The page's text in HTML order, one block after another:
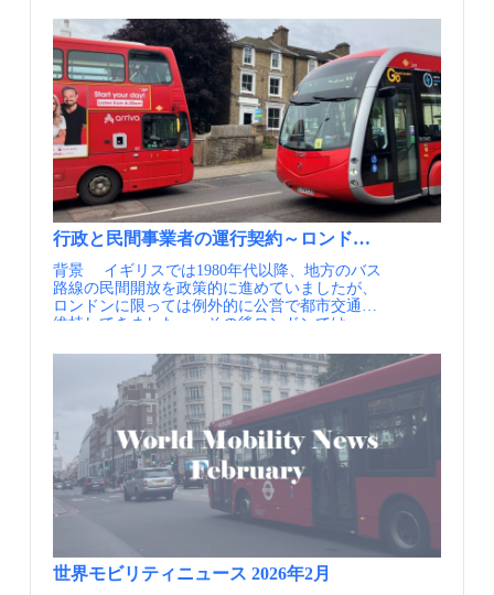
ロンドンのLTNは交通安全だけでなく、交通事
故負傷者自体の減少や大気質の改善といった目
的も期待されています。さらに、犯罪や騒音の
減少といった多面的な効果があることを実証し
ています。その結果、近隣地区の価値向上、住
民の地域に対する意識向上が図られ、自分達が
生活している地域への愛着や誇りが高まってい
くことを期待するものです。 具体的な施策とし
ては、日本でも見られるエリア内の速度抑制、
あるいはハンプや狭さくといった物理デバイス
の設置だけでなく、エリアに進入する入口自体
を狭くする工夫なども行われています。また、
自動車への対策だけでなく、街路の段差をなく
し、自転車や歩行者を通行しやすくすることを
優先するなど、多様な施策が行われている点も
ポイントです。 さらに、市内各地の詳細な効果
を定量的に調査し、メタ分析を通して数多くの
知見を市民に共有している点も、LTNが継続
点です。 【資料・参考情報】 ①Impacts of 2020
Low Traffic Neighbourhoods in London on Road
Traffic Injuries（Transport Findings, 2021.7.23)
②Changes in motor traffic in London’s Low Traffic
Neighbourhoods and boundary roads （Case Studies
on Transport Policy, 2024） ③Evaluation of low
traffic neighbourhood (LTN) impacts on NO2 and
traffic （Transportation Research Part D: Transport
and Environment, 2022） ④The Impact of 2020
Low Traffic Neighbourhoods on Levels of Car/Van
Driving among Residents: Findings from Lambeth,
⑤The Impact of Introducing a Low Traffic
行空間ではイベントも開催され、出会いの空間
が広がっている（出典①） それ以外のバスタ
ーミナルについても、シンボリックな外観と、
外の光を多く取り入れるガラス張りの構造で統
一された建物へとリニューアルされています。
こうした街では民間主導での中心市街地再編が
進まないことから、行政主導による再編が計画
されています。 また、郊外バスターミナルと
マンチェスター中心部、あるいは郊外バスター
ミナル同士を結ぶバスネットワークについて、
Bee Networkへの統合以降、路線再編によりサー
ビスレベルが向上しています。現在では、41の
路線が日中でも12分以下の高頻度で運行されて
おり、市域全体で利便性の高い公共交通ネット
ワークが形成されています。バスターミナルに
は、高頻度で運行する路線を一覧にしたマップ
も掲示されており、郊外都市間にも利便性の高
い公共交通が運行されていることがPRされてい
示したネットワークは、都市圏全体に広がる郊
外拠点への放射方向だけでなく、郊外拠点同士
を結ぶ環状方向にも広がっている 出典② 出典
されていることで、行政、医療、買物などの日
常生活に不可欠な機能に、公共交通でアクセス
しやすい環境が構築されています。 また、バス
ターミナルの外観はシンボリックなデザインと
し、かつBee Networkの黄色いミツバチのサイン
が大きく掲示されています。これにより、バス
ターミナルであることが一目でわかるようにな
たり、地元行政は鉄道・バス・アクティブモビ
援することを目的として、 一般社団法人 日本
モビリティ・マネジメント会議より配信するニ
ューズレターです。・MM関連ニュース（毎
月） 国内外のMM関連の最新情報を一覧にし
てお届けします。・MM関連情報（不定期）
皆様よりいただいた関連イベント等の情報を配
信します。・JCOMM関連情報 毎年開催してい
るJCOMMの大会情報や参加情報をいち早くお届
けします。
most liveable city. Is its public transport network the
key to its success? 欧州：Thirty-five cities to
introduce zero-emission freight zones グラスゴー：
Pollution levels fall in Glasgow after launch of low-
emission zone ロンドン：東京メトロ、ロンドン
で鉄道運営 エリザベス線、来年５月から ドイ
ツ：ドイツ、2040年の交通予測を公表 ニューヨ
ーク：ニューヨーク市が「渋滞税」導入へ、米
都市で初 トランプ次期大統領は反対 公共交通
機関の完全キャッシュレス化で日本より数歩先
をいくASEAN諸国のリアル 情報提供元：一般
財団法人 計量計画研究所（IBS） 定期的にメー
ルでの情報提供を希望される方は、JCOMMの
Webページより、JCOMMメーリングリストへの
登録を行ってください。 JCOMMメーリングリ
スト配信内容・JCOMMニューズレター（年4
回） 日本のMMの実務と研究に関わる様々な
情報交換を支援することを目的として、 一般
り配信するニューズレターです。・MM関連ニ
ュース（毎月） 国内外のMM関連の最新情報
を一覧にしてお届けします。・MM関連情報
（不定期） 皆様よりいただいた関連イベント
等の情報を配信します。・JCOMM関連情報 毎
年開催しているJCOMMの大会情報や参加情報を
いち早くお届けします。
行政と民間事業者の運行契約～ロンドンのフランチャ
背景 イギリスでは1980年代以降、地方のバス
路線の民間開放を政策的に進めていましたが、
ロンドンに限っては例外的に公営で都市交通を
維持してきました。 その後ロンドンでは、
務を民間のバス事業者に委託する形式を取るよ
うになりました。路線やサービスレベル、運賃
は引き続き公共管理で、市民目線からは統一的
な公的サービスとして運行されていながら、入
札によって事業者間の健全な競争を取り入れて
います。このバス事業や地下鉄など都市内の公
共交通事業を一元的に経営する組織として
TfL（Transport for London）を2000年に設立
し、現在に至っています。 一方、ロンドン以
外の地方都市では民間開放により一部の高需要
路線へのサービスの集中と、定時性や乗務員の
開放の副作用ともいうべき状況が各地でも問題
世界モビリティニュース 2026年2月